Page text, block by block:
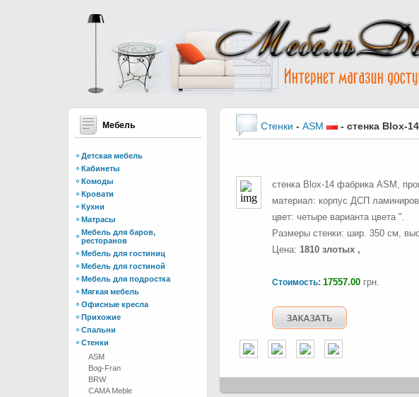
Мебель
Детская мебель
Кабинеты
Комоды
Кровати
Кухни
Матрасы
Мебель для баров,
ресторанов
Мебель для гостиниц
Мебель для гостиной
Мебель для подростка
Мягкая мебель
Офисные кресла
Прихожие
Спальни
Стенки
ASM
Bog-Fran
BRW
CAMA Meble
Стенки - ASM - стенка Blox-14
стенка Blox-14 фабрика ASM,
материал: корпус ДСП
цвет: четыре варианта цвета ".
Размеры стенки: шир. 350 см,
Цена: 1810 злотых ,
Стоимость: 17557.00 грн.